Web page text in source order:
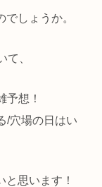
しょうか。
て、
予想！
/穴場の日はい
思います！